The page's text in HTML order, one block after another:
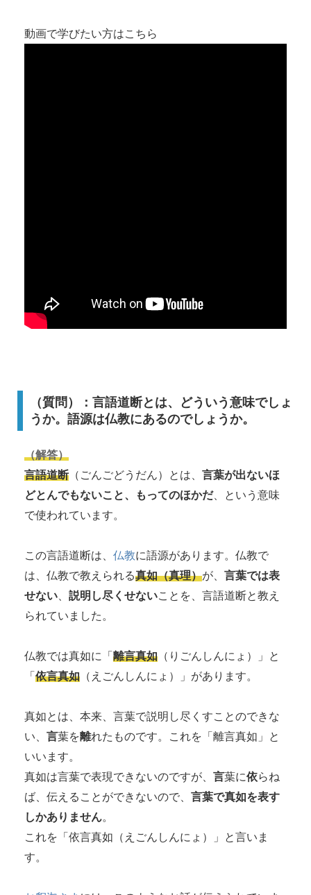
動画で学びたい方はこちら
（質問）：言語道断とは、どういう意味でしょ
うか。語源は仏教にあるのでしょうか。
（解答）
言語道断 （ごんごどうだん）とは、 言葉が出ないほ
どとんでもないこと、もってのほかだ、という意味
で使われています。
この言語道断は、 仏教に語源があります。仏教で
は、仏教で教えられる真如（真理）が、 言葉では表
せない
説明し尽くせないことを、言語道断と教え
られていました。
仏教では真如に「 離言真如 （りごんしんにょ）」と
「 依言真如 （えごんしんにょ）」があります。
真如とは、本来、言葉で説明し尽くすことのできな
い、 言葉を離れたものです。これを「離言真如」と
いいます。
真如は言葉で表現できないのですが、 言葉に依らね
ば、伝えることができないので、 言葉で真如を表す
しかありません。
これを「依言真如（えごんしんにょ）」と言いま
す。